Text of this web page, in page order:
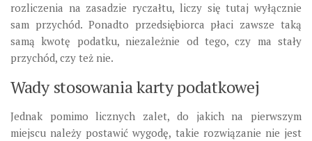
rozliczenia na zasadzie ryczałtu, liczy się tutaj wyłącznie
sam przychód. Ponadto przedsiębiorca płaci zawsze taką
samą kwotę podatku, niezależnie od tego, czy ma stały
przychód, czy też nie.
Wady stosowania karty podatkowej
Jednak pomimo licznych zalet, do jakich na pierwszym
miejscu należy postawić wygodę, takie rozwiązanie nie jest